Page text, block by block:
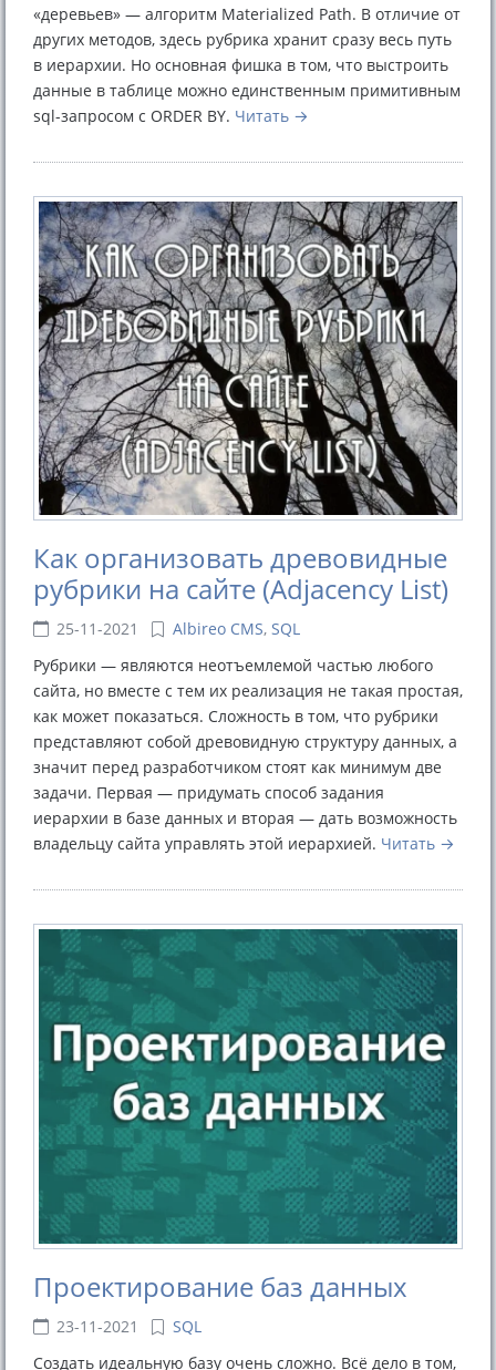
«деревьев» — алгоритм Materialized Path. В отличие от
других методов, здесь рубрика хранит сразу весь путь
в иерархии. Но основная фишка в том, что выстроить
данные в таблице можно единственным примитивным
sql-запросом с ORDER BY. Читать
Как организовать древовидные
рубрики на сайте (Adjacency List)
25-11-2021 Albireo CMS, SQL
Рубрики — являются неотъемлемой частью любого
сайта, но вместе с тем их реализация не такая простая,
как может показаться. Сложность в том, что рубрики
представляют собой древовидную структуру данных, а
значит перед разработчиком стоят как минимум две
задачи. Первая — придумать способ задания
иерархии в базе данных и вторая — дать возможность
владельцу сайта управлять этой иерархией. Читать
Проектирование баз данных
23-11-2021
SQL
Создать идеальную базу очень сложно. Всё дело в том,